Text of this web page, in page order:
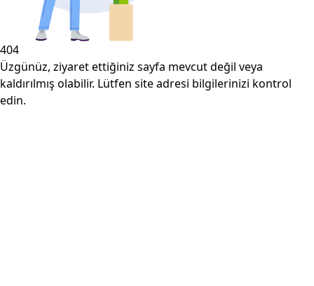
404
Üzgünüz, ziyaret ettiğiniz sayfa mevcut değil veya
kaldırılmış olabilir. Lütfen site adresi bilgilerinizi kontrol
edin.